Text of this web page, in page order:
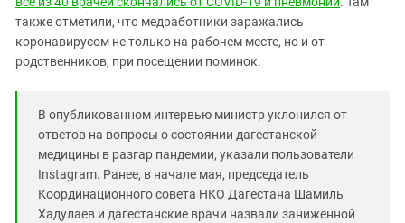
также отметили, что медработники заражались
коронавирусом не только на рабочем месте, но и от
родственников, при посещении поминок.
В опубликованном интервью министр уклонился от
ответов на вопросы о состоянии дагестанской
медицины в разгар пандемии, указали пользователи
Instagram. Ранее, в начале мая, председатель
Координационного совета НКО Дагестана Шамиль
Хадулаев и дагестанские врачи назвали заниженной